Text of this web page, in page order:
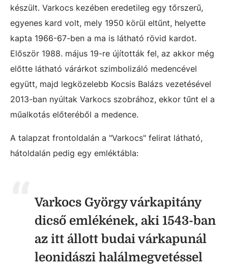
készült. Varkocs kezében eredetileg egy tőrszerű,
egyenes kard volt, mely 1950 körül eltűnt, helyette
kapta 1966-67-ben a ma is látható rövid kardot.
Először 1988. május 19-re újították fel, az akkor még
előtte látható várárkot szimbolizáló medencével
együtt, majd legközelebb Kocsis Balázs vezetésével
2013-ban nyúltak Varkocs szobrához, ekkor tűnt el a
műalkotás előteréből a medence.
A talapzat frontoldalán a "Varkocs" felirat látható,
hátoldalán pedig egy emléktábla:
Varkocs György várkapitány
dicső emlékének, aki 1543-ban
az itt állott budai várkapunál
leonidászi halálmegvetéssel